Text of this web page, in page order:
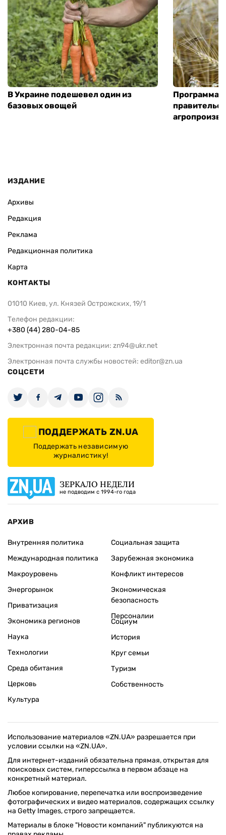
В Украине подешевел один из
базовых овощей
Программа
ИЗДАНИЕ
Архивы
Редакция
Реклама
Редакционная политика
Карта
КОНТАКТЫ
01010 Киев, ул. Князей Острожских, 19/1
Телефон редакции:
+380 (44) 280-04-85
Электронная почта редакции: zn94@ukr.net
Электронная почта службы новостей: editor@zn.ua
СОЦСЕТИ
ПОДДЕРЖАТЬ ZN.UA
Поддержать независимую
журналистику!
ЗЕРКАЛО НЕДЕЛИ
не подводим с 1994-го года
АРХИВ
Внутренняя политика
Международная политика
Макроуровень
Энергорынок
Приватизация
Экономика регионов
Социальная защита
Зарубежная экономика
Конфликт интересов
Экономическая
безопасность
Персоналии
Наука
Технологии
Среда обитания
Церковь
Культура
Социум
История
Круг семьи
Туризм
Собственность
Использование материалов «ZN.UA» разрешается при
условии ссылки на «ZN.UA».
Для интернет-изданий обязательна прямая, открытая для
поисковых систем, гиперссылка в первом абзаце на
конкретный материал.
Любое копирование, перепечатка или воспроизведение
фотографических и видео материалов, содержащих ссылку
на Getty Images, строго запрещается.
Материалы в блоке "Новости компаний" публикуются на